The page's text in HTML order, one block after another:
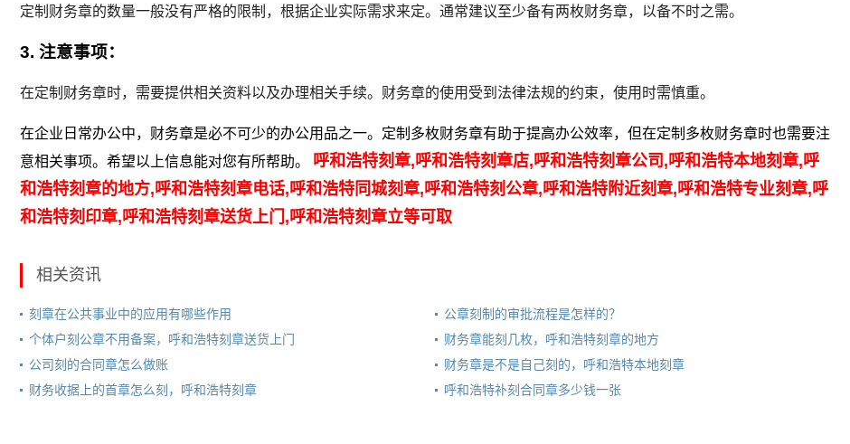
定制财务章的数量一般没有严格的限制，根据企业实际需求来定。通常建议至少备有两枚财务章，以备不时之需。
3. 注意事项：
在定制财务章时，需要提供相关资料以及办理相关手续。财务章的使用受到法律法规的约束，使用时需慎重。
在企业日常办公中，财务章是必不可少的办公用品之一。定制多枚财务章有助于提高办公效率，但在定制多枚财务章时也需要注
意相关事项。希望以上信息能对您有所帮助。 呼和浩特刻章,呼和浩特刻章店,呼和浩特刻章公司,呼和浩特本地刻章,呼
和浩特刻章的地方,呼和浩特刻章电话,呼和浩特同城刻章,呼和浩特刻公章,呼和浩特附近刻章,呼和浩特专业刻章,呼
和浩特刻印章,呼和浩特刻章送货上门,呼和浩特刻章立等可取
相关资讯
刻章在公共事业中的应用有哪些作用
公章刻制的审批流程是怎样的？
个体户刻公章不用备案，呼和浩特刻章送货上门
财务章能刻几枚，呼和浩特刻章的地方
公司刻的合同章怎么做账
财务章是不是自己刻的，呼和浩特本地刻章
财务收据上的首章怎么刻，呼和浩特刻章
呼和浩特补刻合同章多少钱一张